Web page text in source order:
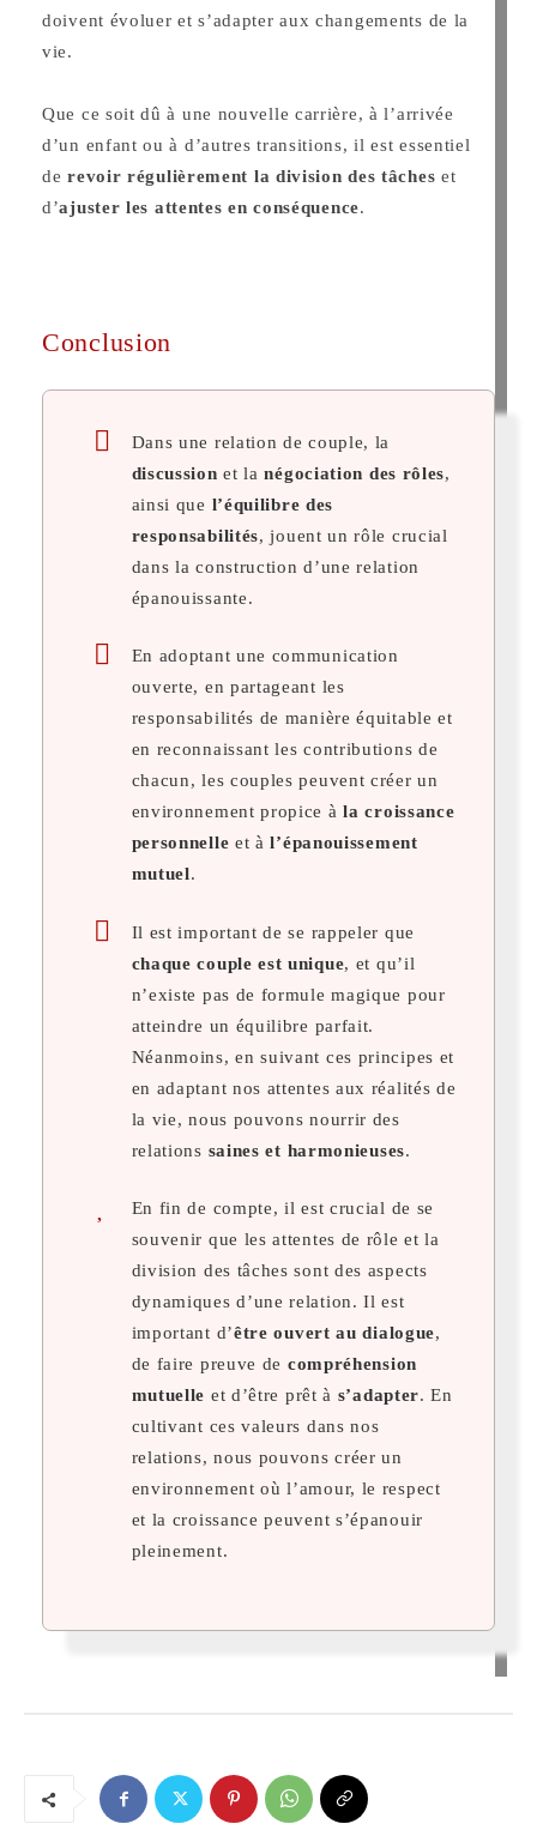
doivent évoluer et s’adapter aux changements de la
vie.
Que ce soit dû à une nouvelle carrière, à l’arrivée
d’un enfant ou à d’autres transitions, il est essentiel
derevoir régulièrement la division des tâches et
d’ajuster les attentes en conséquence.
Conclusion
Dans une relation de couple, la
discussion et la négociation des rôles,
ainsi que l’équilibre des
responsabilités, jouent un rôle crucial
dans la construction d’une relation
épanouissante.
En adoptant une communication
ouverte, en partageant les
responsabilités de manière équitable et
en reconnaissant les contributions de
chacun, les couples peuvent créer un
environnement propice à la croissance
personnelle et àl’épanouissement
mutuel.
Il est important de se rappeler que
chaque couple est unique, et qu’il
n’existe pas de formule magique pour
atteindre un équilibre parfait.
Néanmoins, en suivant ces principes et
en adaptant nos attentes aux réalités de
la vie, nous pouvons nourrir des
relations saines et harmonieuses.
En fin de compte, il est crucial de se
souvenir que les attentes de rôle et la
division des tâches sont des aspects
dynamiques d’une relation. Il est
important d’être ouvert au dialogue,
de faire preuve de compréhension
mutuelle et d’être prêt à s’adapter. En
cultivant ces valeurs dans nos
relations, nous pouvons créer un
environnement où l’amour, le respect
et la croissance peuvent s’épanouir
pleinement.